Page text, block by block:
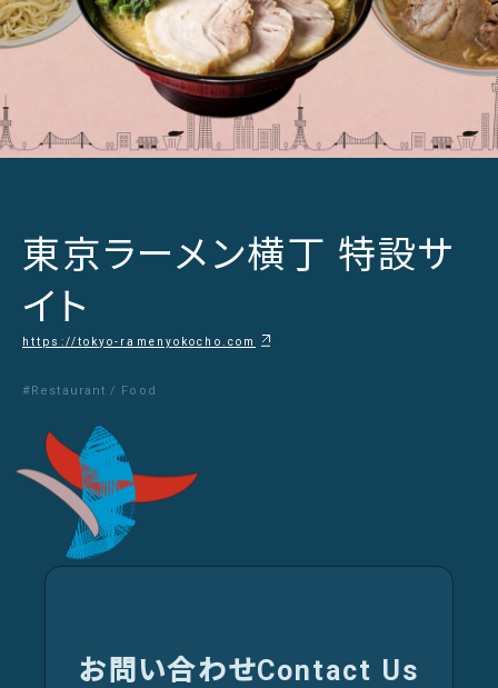
東京ラーメン横丁 特設サ
イト
https://tokyo-ramenyokocho.com
#Restaurant / Food
お問い合わせContact Us